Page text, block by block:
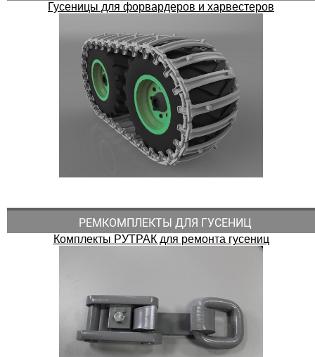
Гусеницы для форвардеров и харвестеров
РЕМКОМПЛЕКТЫ ДЛЯ ГУСЕНИЦ
Комплекты РУТРАК для ремонта гусениц